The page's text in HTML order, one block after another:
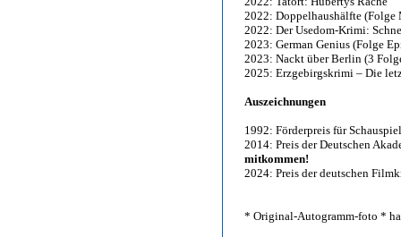
2022: Doppelhaushälfte (Folge
2022: Der Usedom-Krimi:
2023: German Genius (Folge
2023: Nackt über Berlin (3
2025: Erzgebirgskrimi – Die
Auszeichnungen
1992: Förderpreis für
2014: Preis der Deutschen
mitkommen!
2024: Preis der deutschen
* Original-Autogramm-foto *